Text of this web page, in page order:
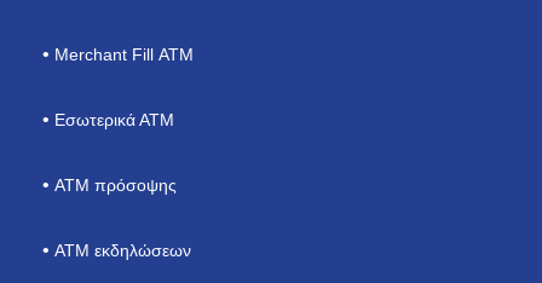
Merchant Fill ΑΤΜ
Εσωτερικά ΑΤΜ
ΑΤΜ πρόσοψης
ATM εκδηλώσεων